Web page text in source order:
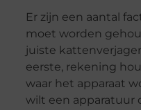
Er zijn een aantal
moet worden
juiste
eerste, rekening
waar het apparaat
wilt een apparatuur